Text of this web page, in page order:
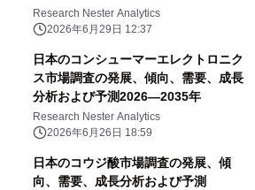
Research Nester Analytics
2026年6月29日 12:37
日本のコンシューマーエレクトロニク
ス市場調査の発展、傾向、需要、成長
分析および予測2026―2035年
Research Nester Analytics
2026年6月26日 18:59
日本のコウジ酸市場調査の発展、傾
向、需要、成長分析および予測